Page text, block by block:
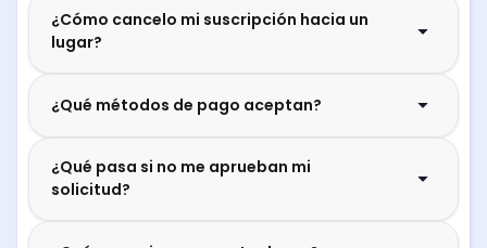
¿Cómo cancelo mi suscripción hacia un
lugar?
¿Qué métodos de pago aceptan?
¿Qué pasa si no me aprueban mi
solicitud?